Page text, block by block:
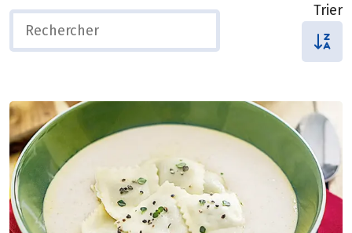
Trier